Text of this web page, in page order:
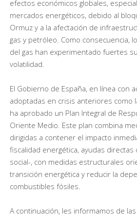
efectos económicos globales,
mercados energéticos, debido al
Ormuz y a la afectación de
gas y petróleo. Como consecuencia,
del gas han experimentado fuertes
volatilidad.
El Gobierno de España, en línea con
adoptadas en crisis anteriores como
ha aprobado un Plan Integral de
Oriente Medio. Este plan combina
dirigidas a contener el impacto
fiscalidad energética, ayudas
social-, con medidas estructurales
transición energética y reducir la
combustibles fósiles.
A continuación, les informamos de